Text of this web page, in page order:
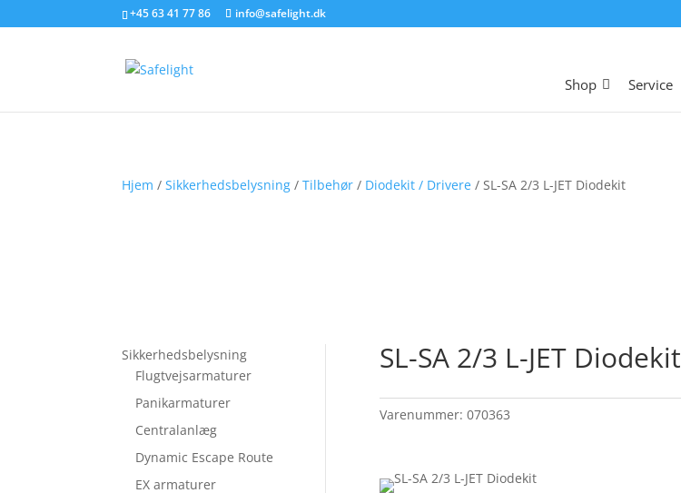
+45 63 41 77 86 info@safelight.dk
Shop Service
Hjem /Sikkerhedsbelysning /Tilbehør / Diodekit / Drivere / SL-SA 2/3 L-JET Diodekit
Sikkerhedsbelysning
Flugtvejsarmaturer
Panikarmaturer
Centralanlæg
Dynamic Escape Route
EX armaturer
SL-SA 2/3 L-JET Diodekit
Varenummer: 070363